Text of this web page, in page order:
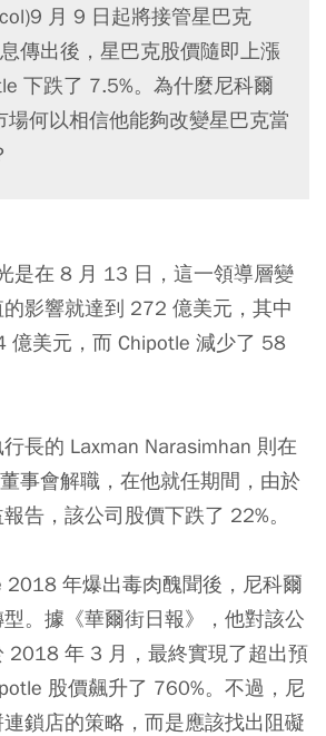
月 9 日起將接管星巴克
息傳出後，星巴克股價隨即上漲
下跌了 7.5%。為什麼尼科爾
場何以相信他能夠改變星巴克當
是在 8 月 13 日，這一領導層變
影響就達到 272 億美元，其中
億美元，而 Chipotle 減少了 58
長的 Laxman Narasimhan 則在
事會解職，在他就任期間，由於
告，該公司股價下跌了 22%。
2018 年爆出毒肉醜聞後，尼科爾
。據《華爾街日報》，他對該公
2018 年 3 月，最終實現了超出預
股價飆升了 760%。不過，尼
鎖店的策略，而是應該找出阻礙